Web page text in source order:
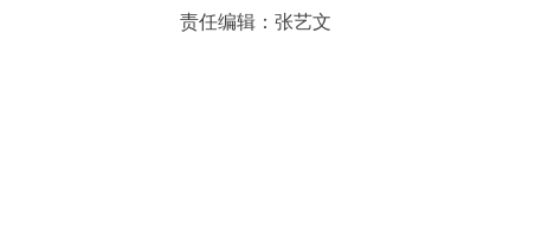
责任编辑：张艺文